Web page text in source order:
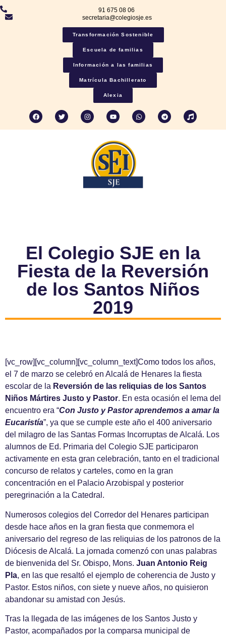
91 675 08 06
secretaria@colegiosje.es
Transformación Sostenible
Escuela de familias
Información a las familias
Matrícula Bachillerato
Alexia
El Colegio SJE en la
Fiesta de la Reversión
de los Santos Niños
2019
[vc_row][vc_column][vc_column_text]Como todos los años,
el 7 de marzo se celebró en Alcalá de Henares la fiesta
escolar de la Reversión de las reliquias de los Santos
Niños Mártires Justo y Pastor. En esta ocasión el lema del
encuentro era “Con Justo y Pastor aprendemos a amar la
Eucaristía”, ya que se cumple este año el 400 aniversario
del milagro de las Santas Formas Incorruptas de Alcalá. Los
alumnos de Ed. Primaria del Colegio SJE participaron
activamente en esta gran celebración, tanto en el tradicional
concurso de relatos y carteles, como en la gran
concentración en el Palacio Arzobispal y posterior
peregrinación a la Catedral.
Numerosos colegios del Corredor del Henares participan
desde hace años en la gran fiesta que conmemora el
aniversario del regreso de las reliquias de los patronos de la
Diócesis de Alcalá. La jornada comenzó con unas palabras
de bienvenida del Sr. Obispo, Mons. Juan Antonio Reig
Pla, en las que resaltó el ejemplo de coherencia de Justo y
Pastor. Estos niños, con siete y nueve años, no quisieron
abandonar su amistad con Jesús.
Tras la llegada de las imágenes de los Santos Justo y
Pastor, acompañados por la comparsa municipal de